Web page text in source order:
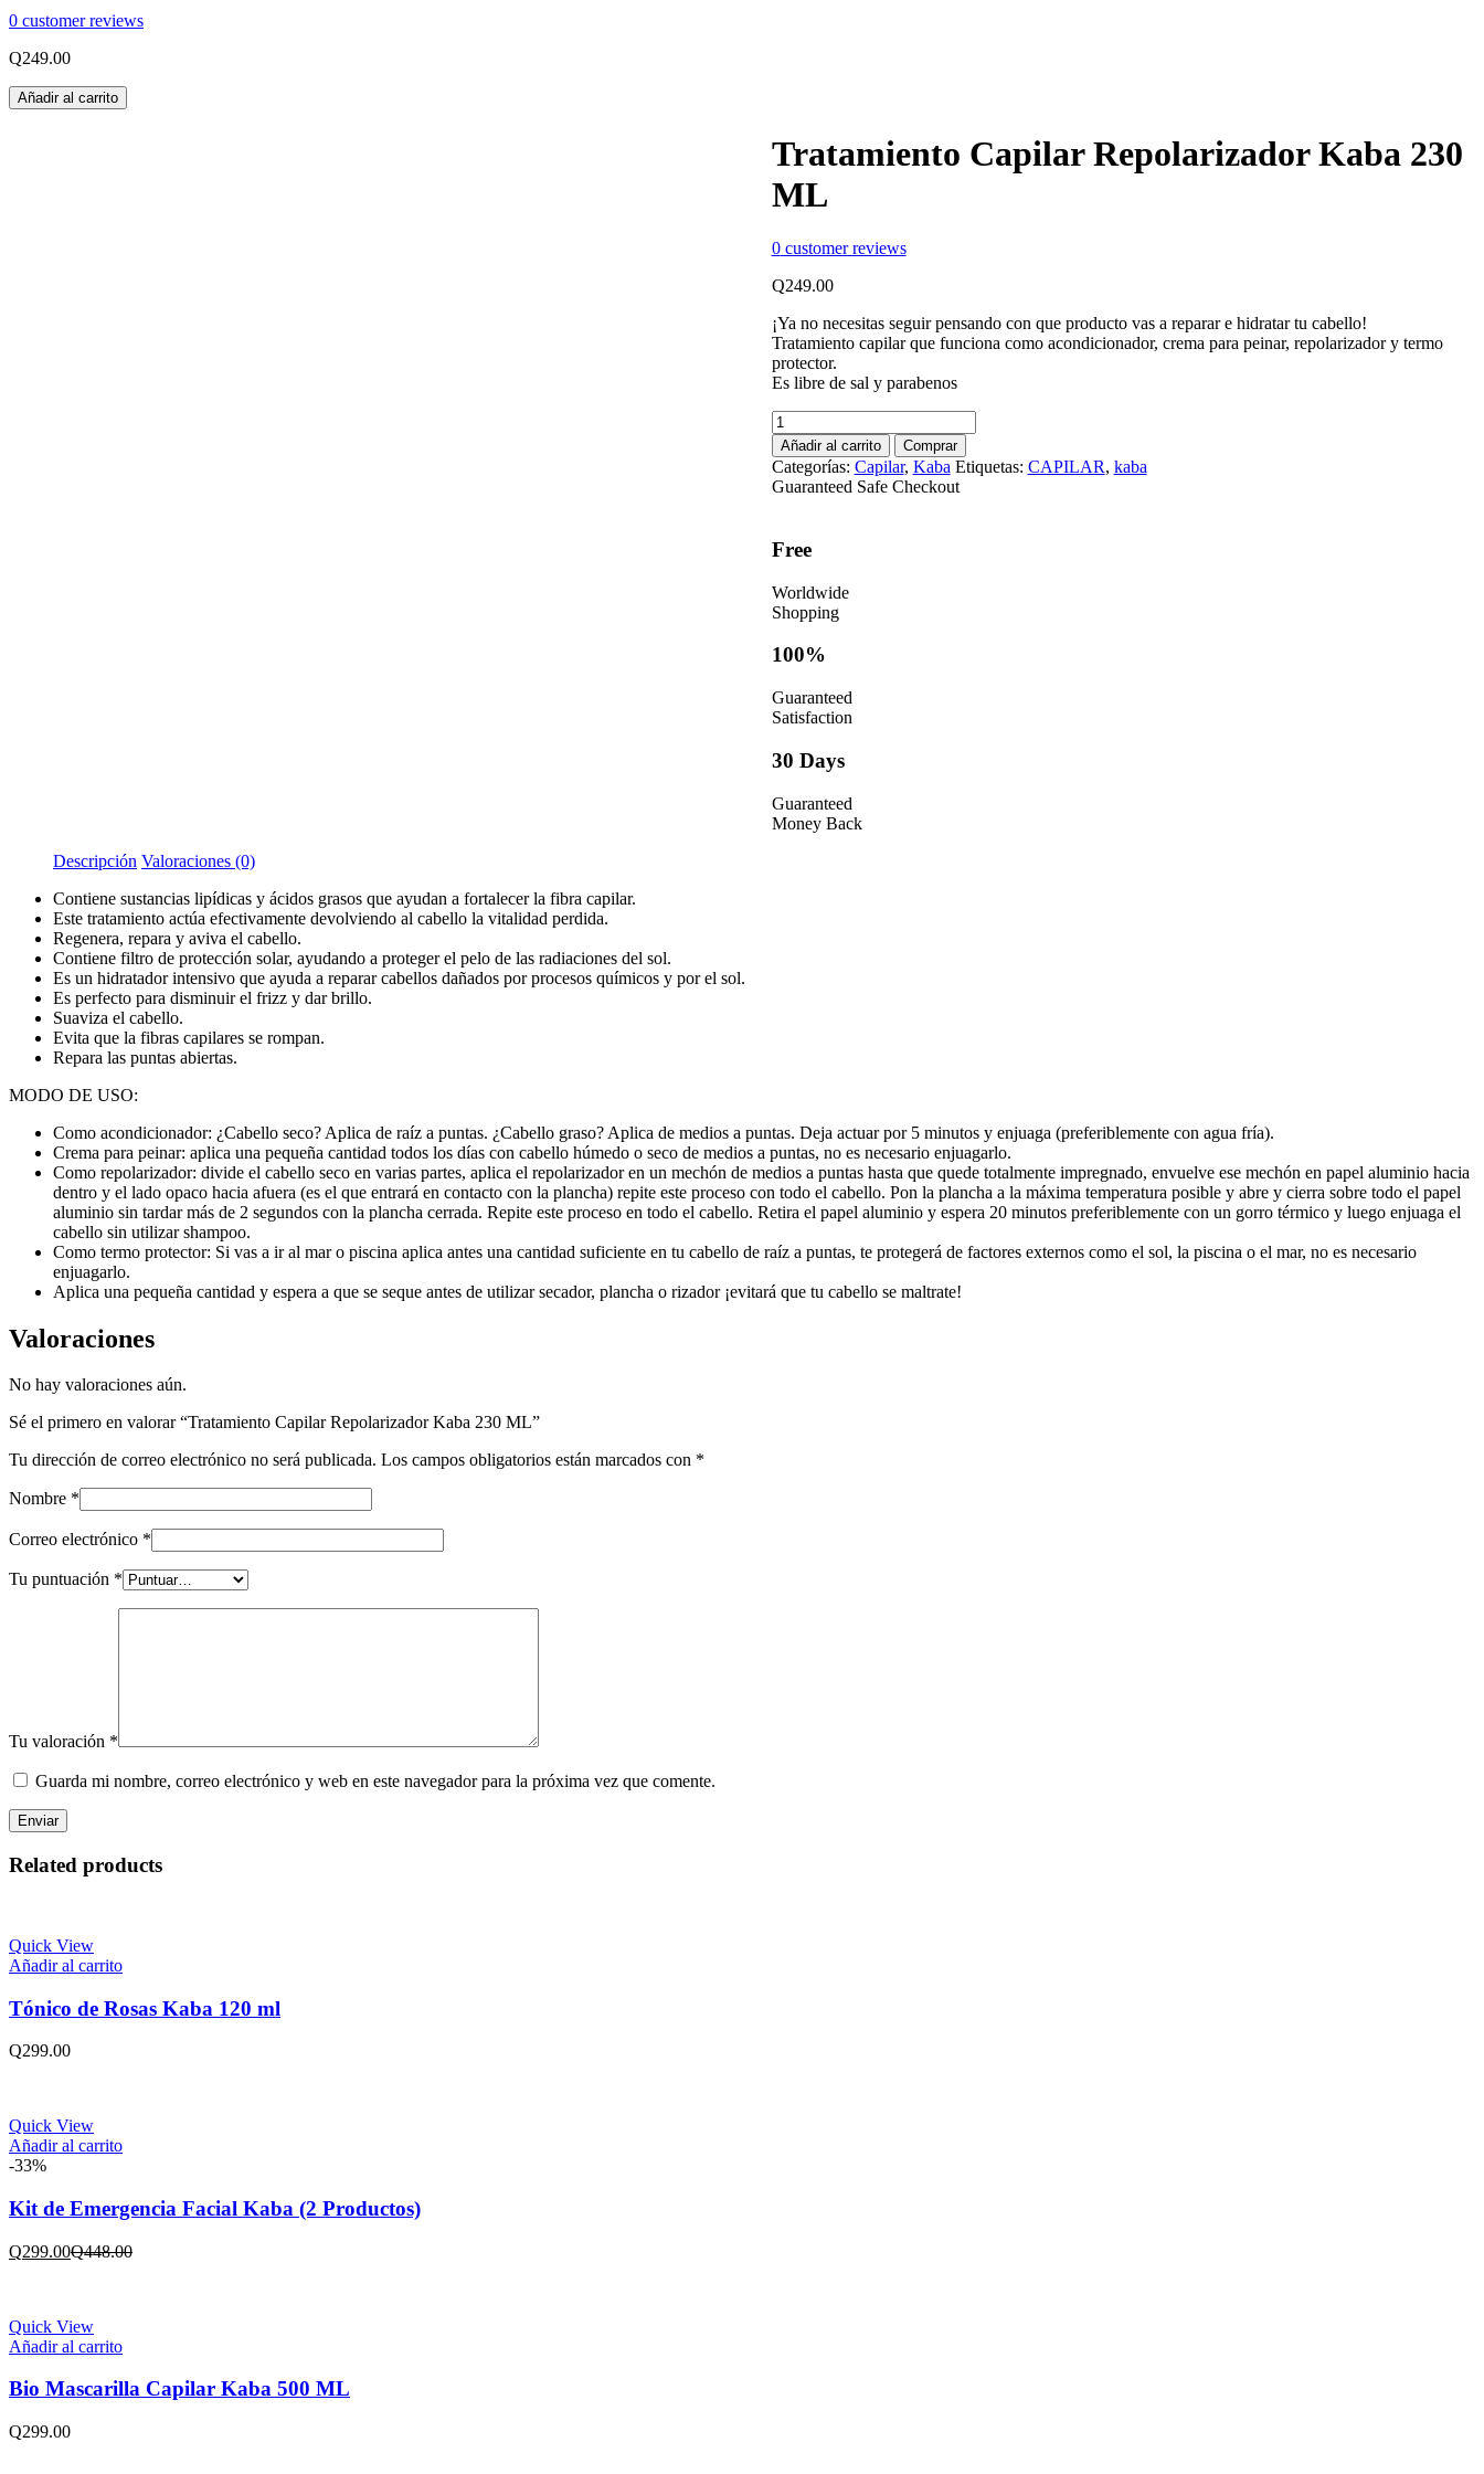
0 customer reviews
Q249.00
Añadir al carrito
Tratamiento Capilar Repolarizador Kaba 230
ML
0customer reviews
Q249.00
¡Ya no necesitas seguir pensando con que producto vas a reparar e hidratar tu cabello!
Tratamiento capilar que funciona como acondicionador, crema para peinar, repolarizador y termo
protector.
Es libre de sal y parabenos
Tratamiento
Capilar
Repolarizador
Kaba
230
cantidad
Añadir al carrito Comprar
Categorías: Capilar, Kaba Etiquetas: CAPILAR, kaba
Guaranteed Safe Checkout
Free
Worldwide
Shopping
100%
Guaranteed
Satisfaction
30 Days
Guaranteed
Money Back
Descripción Valoraciones (0)
Contiene sustancias lipídicas y ácidos grasos que ayudan a fortalecer la fibra capilar.
Este tratamiento actúa efectivamente devolviendo al cabello la vitalidad perdida.
Regenera, repara y aviva el cabello.
Contiene filtro de protección solar, ayudando a proteger el pelo de las radiaciones del sol.
Es un hidratador intensivo que ayuda a reparar cabellos dañados por procesos químicos y por el sol.
Es perfecto para disminuir el frizz y dar brillo.
Suaviza el cabello.
Evita que la fibras capilares se rompan.
Repara las puntas abiertas.
MODO DE USO:
Como acondicionador: ¿Cabello seco? Aplica de raíz a puntas. ¿Cabello graso? Aplica de medios a puntas. Deja actuar por 5 minutos y enjuaga (preferiblemente con agua fría).
Crema para peinar: aplica una pequeña cantidad todos los días con cabello húmedo o seco de medios a puntas, no es necesario enjuagarlo.
Como repolarizador: divide el cabello seco en varias partes, aplica el repolarizador en un mechón de medios a puntas hasta que quede totalmente impregnado, envuelve ese mechón en papel aluminio hacia
dentro y el lado opaco hacia afuera (es el que entrará en contacto con la plancha) repite este proceso con todo el cabello. Pon la plancha a la máxima temperatura posible y abre y cierra sobre todo el papel
aluminio sin tardar más de 2 segundos con la plancha cerrada. Repite este proceso en todo el cabello. Retira el papel aluminio y espera 20 minutos preferiblemente con un gorro térmico y luego enjuaga el
cabello sin utilizar shampoo.
Como termo protector: Si vas a ir al mar o piscina aplica antes una cantidad suficiente en tu cabello de raíz a puntas, te protegerá de factores externos como el sol, la piscina o el mar, no es necesario
enjuagarlo.
Aplica una pequeña cantidad y espera a que se seque antes de utilizar secador, plancha o rizador ¡evitará que tu cabello se maltrate!
Valoraciones
No hay valoraciones aún.
Sé el primero en valorar “Tratamiento Capilar Repolarizador Kaba 230 ML”
Tu dirección de correo electrónico no será publicada. Los campos obligatorios están marcados con *
Nombre *
Correo electrónico *
Tu puntuación *
Tu valoración *
Guarda mi nombre, correo electrónico y web en este navegador para la próxima vez que comente.
Related products
Quick View
Añadir al carrito
Tónico de Rosas Kaba 120 ml
Q299.00
Quick View
Añadir al carrito
-33%
Kit de Emergencia Facial Kaba (2 Productos)
Q299.00El
Q299.00.
Q448.00El
Quick View
Añadir al carrito
Bio Mascarilla Capilar Kaba 500 ML
Q299.00